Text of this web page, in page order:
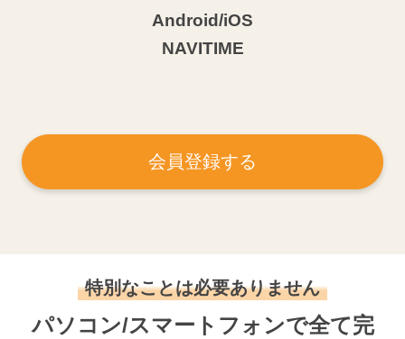
Android/iOS
NAVITIME
会員登録する
特別なことは必要ありません
パソコン/スマートフォンで全て完